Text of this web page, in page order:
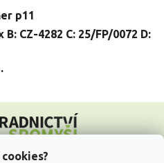
p11
B: CZ-4282 C: 25/FP/0072 D: